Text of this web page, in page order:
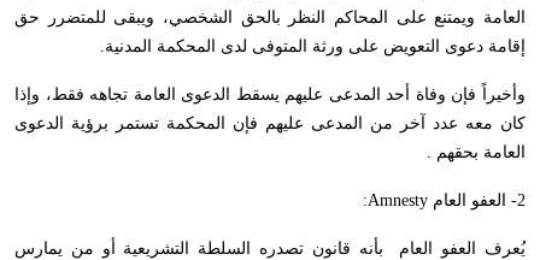
العامة ويمتنع على المحاكم النظر بالحق الشخصي، ويبقى للمتضرر حق
إقامة دعوى التعويض على ورثة المتوفى لدى المحكمة المدنية.
وأخيراً فإن وفاة أحد المدعى عليهم يسقط الدعوى العامة تجاهه فقط، وإذا
كان معه عدد آخر من المدعى عليهم فإن المحكمة تستمر برؤية الدعوى
العامة بحقهم .
2- العفو العام Amnesty
:
يُعرف العفو العام بأنه قانون تصدره السلطة التشريعية أو من يمارس